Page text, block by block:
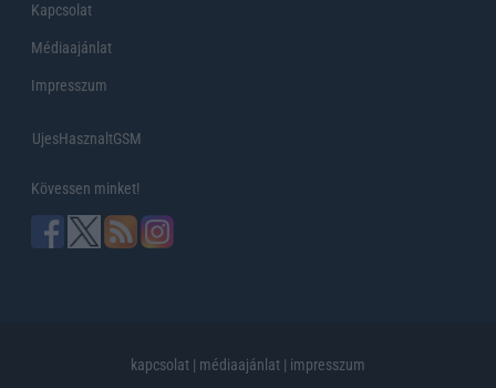
Kapcsolat
Médiaajánlat
Impresszum
UjesHasznaltGSM
Kövessen minket!
kapcsolat | médiaajánlat | impresszum